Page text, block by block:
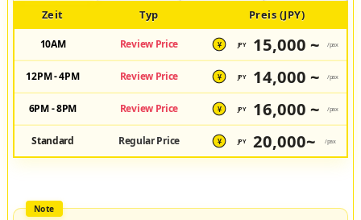
Zeit Typ Preis (JPY)
10AM Review Price ¥ JPY 15,000 ~ /pax
12PM - 4PM Review Price ¥ JPY 14,000 ~ /pax
6PM - 8PM Review Price ¥ JPY 16,000 ~ /pax
Standard Regular Price ¥ JPY 20,000~ /pax